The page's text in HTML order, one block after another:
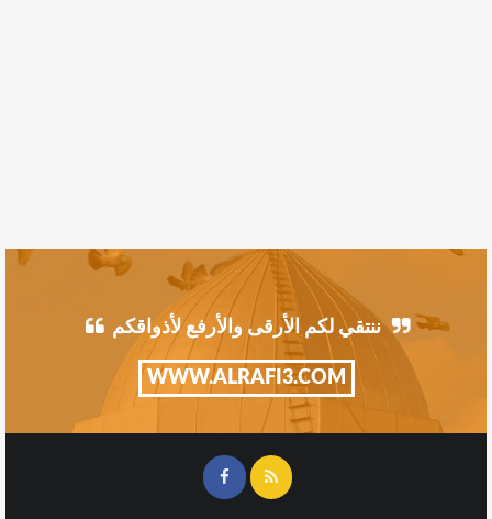
ننتقي لكم الأرقى والأرفع لأذواقكم
WWW.ALRAFI3.COM